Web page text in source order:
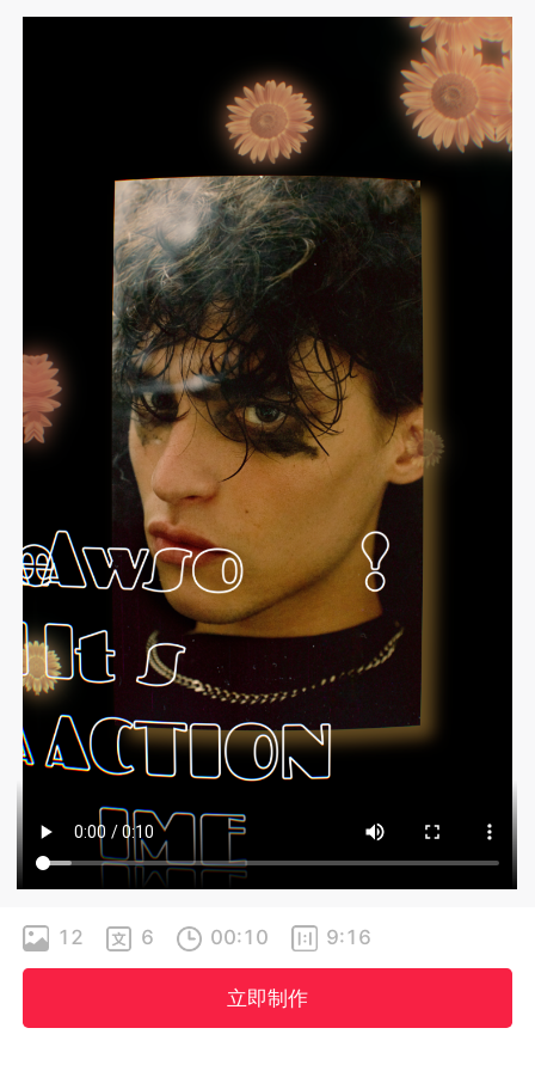
12 6 00:10 9:16
立即制作